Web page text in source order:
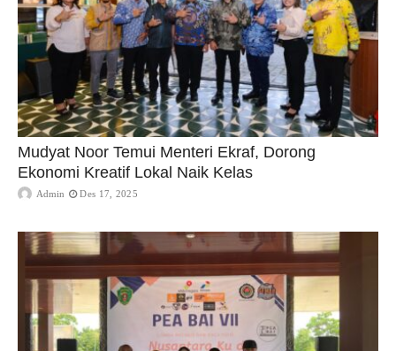
Mudyat Noor Temui Menteri Ekraf, Dorong
Ekonomi Kreatif Lokal Naik Kelas
Admin Des 17, 2025